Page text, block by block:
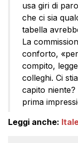
usa giri di
che ci sia
tabella
La
conforto,
compito,
colleghi. Ci
capito niente?
prima
Leggi anche: